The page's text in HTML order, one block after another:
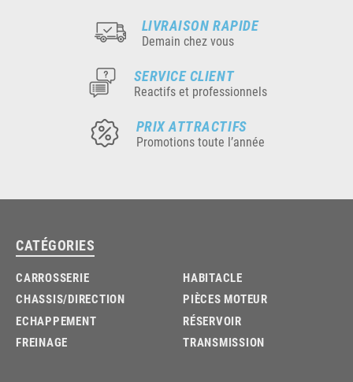
LIVRAISON RAPIDE
Demain chez vous
SERVICE CLIENT
Reactifs et professionnels
PRIX ATTRACTIFS
Promotions toute l’année
CATÉGORIES
CARROSSERIE
CHASSIS/DIRECTION
ECHAPPEMENT
FREINAGE
HABITACLE
PIÈCES MOTEUR
RÉSERVOIR
TRANSMISSION